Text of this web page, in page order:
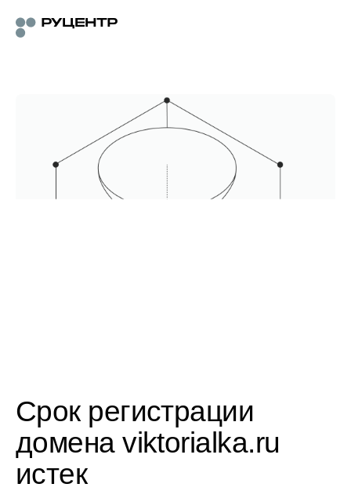
Срок регистрации
домена viktorialka.ru
истек